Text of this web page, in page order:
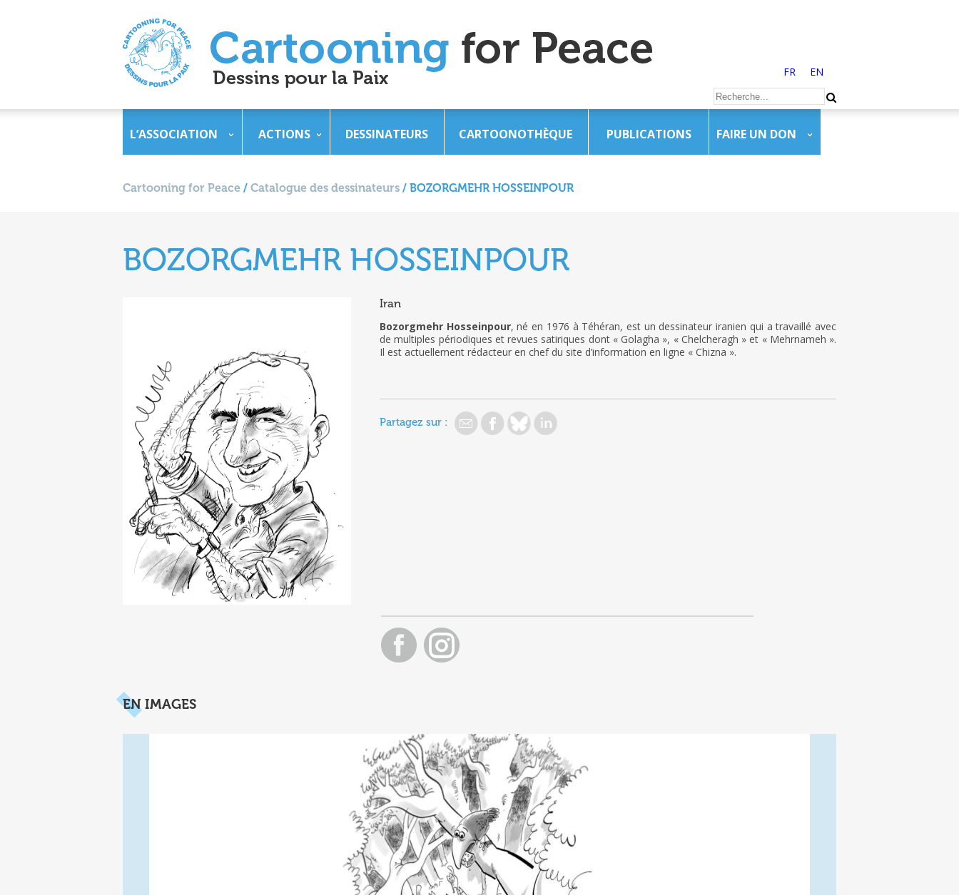
FR EN
L’ASSOCIATION ACTIONS DESSINATEURS CARTOONOTHÈQUE PUBLICATIONS FAIRE UN DON
Cartooning for Peace / Catalogue des dessinateurs / BOZORGMEHR HOSSEINPOUR
BOZORGMEHR HOSSEINPOUR
Iran
Bozorgmehr Hosseinpour, né en 1976 à Téhéran, est un dessinateur iranien qui a travaillé avec
de multiples périodiques et revues satiriques dont « Golagha », « Chelcheragh » et « Mehrnameh ».
Il est actuellement rédacteur en chef du site d’information en ligne « Chizna ».
Partagez sur :
EN IMAGES